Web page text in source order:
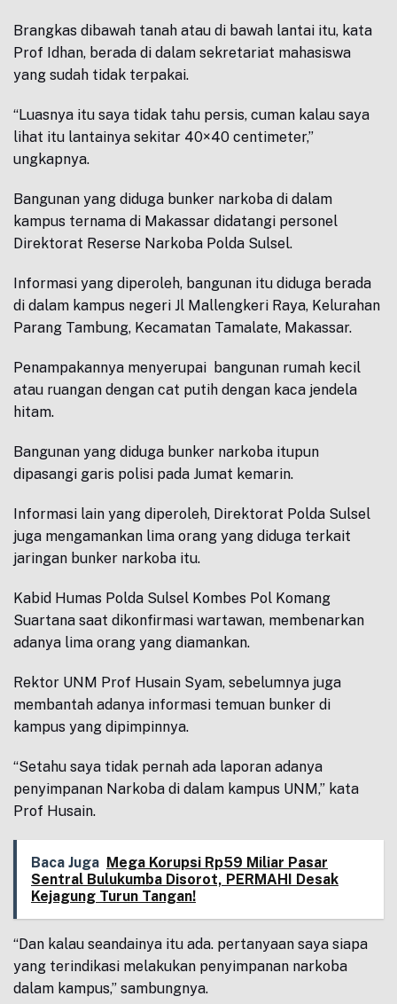
Brangkas dibawah tanah atau di bawah lantai itu, kata
Prof Idhan, berada di dalam sekretariat mahasiswa
yang sudah tidak terpakai.
“Luasnya itu saya tidak tahu persis, cuman kalau saya
lihat itu lantainya sekitar 40×40 centimeter,”
ungkapnya.
Bangunan yang diduga bunker narkoba di dalam
kampus ternama di Makassar didatangi personel
Direktorat Reserse Narkoba Polda Sulsel.
Informasi yang diperoleh, bangunan itu diduga berada
di dalam kampus negeri Jl Mallengkeri Raya, Kelurahan
Parang Tambung, Kecamatan Tamalate, Makassar.
Penampakannya menyerupai bangunan rumah kecil
atau ruangan dengan cat putih dengan kaca jendela
hitam.
Bangunan yang diduga bunker narkoba itupun
dipasangi garis polisi pada Jumat kemarin.
Informasi lain yang diperoleh, Direktorat Polda Sulsel
juga mengamankan lima orang yang diduga terkait
jaringan bunker narkoba itu.
Kabid Humas Polda Sulsel Kombes Pol Komang
Suartana saat dikonfirmasi wartawan, membenarkan
adanya lima orang yang diamankan.
Rektor UNM Prof Husain Syam, sebelumnya juga
membantah adanya informasi temuan bunker di
kampus yang dipimpinnya.
“Setahu saya tidak pernah ada laporan adanya
penyimpanan Narkoba di dalam kampus UNM,” kata
Prof Husain.
Baca Juga Mega Korupsi Rp59 Miliar Pasar
Sentral Bulukumba Disorot, PERMAHI Desak
Kejagung Turun Tangan!
“Dan kalau seandainya itu ada. pertanyaan saya siapa
yang terindikasi melakukan penyimpanan narkoba
dalam kampus,” sambungnya.